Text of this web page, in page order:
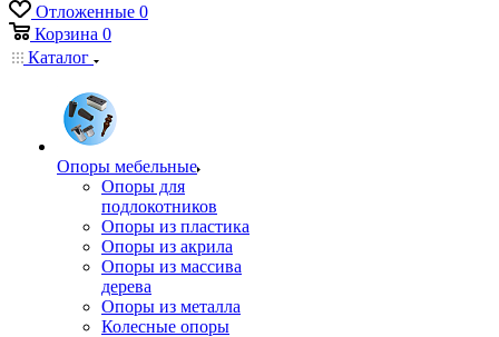
Отложенные 0
Корзина 0
Каталог
Опоры мебельные
Опоры для
подлокотников
Опоры из пластика
Опоры из акрила
Опоры из массива
дерева
Опоры из металла
Колесные опоры